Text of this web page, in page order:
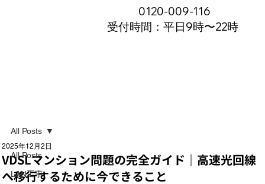
0120-009-116
受付時間：平日9時〜22時
All Posts
LAN工事
All Posts
VDSLマンション問題の完全ガイド｜高速光回線
へ移行するために今できること
2025年12月2日